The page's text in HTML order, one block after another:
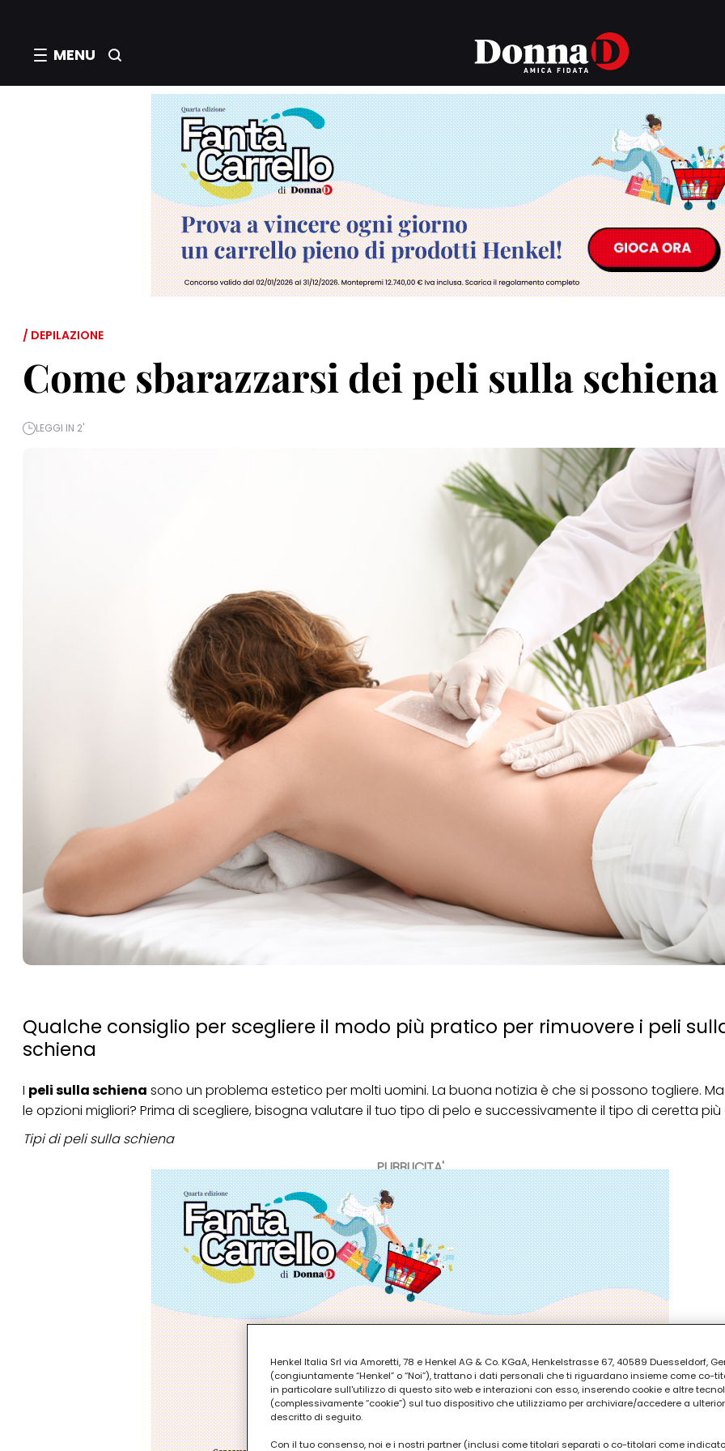
MENU
/ DEPILAZIONE
Come sbarazzarsi dei peli sulla schiena
LEGGI IN 2'
Qualche consiglio per scegliere il modo più pratico per rimuovere i peli
schiena
PUBBLICITA'
I peli sulla schiena sono un problema estetico per molti uomini. La buona notizia è che si possono togliere.
le opzioni migliori? Prima di scegliere, bisogna valutare il tuo tipo di pelo e successivamente il tipo di ceretta
Tipi di peli sulla schiena
Henkel Italia Srl via Amoretti, 78 e Henkel AG & Co. KGaA, Henkelstrasse 67, 40589 Duesseldorf,
(congiuntamente “Henkel” o “Noi”), trattano i dati personali che ti riguardano insieme come co-
in particolare sull'utilizzo di questo sito web e interazioni con esso, inserendo cookie e altre
(complessivamente “cookie”) sul tuo dispositivo che utilizziamo per archiviare/accedere a
descritto di seguito.
Con il tuo consenso, noi e i nostri partner (inclusi come titolari separati o co-titolari come